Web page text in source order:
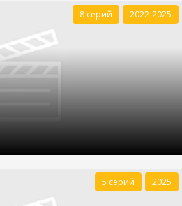
8 серий 2022-2025
5 серий 2025